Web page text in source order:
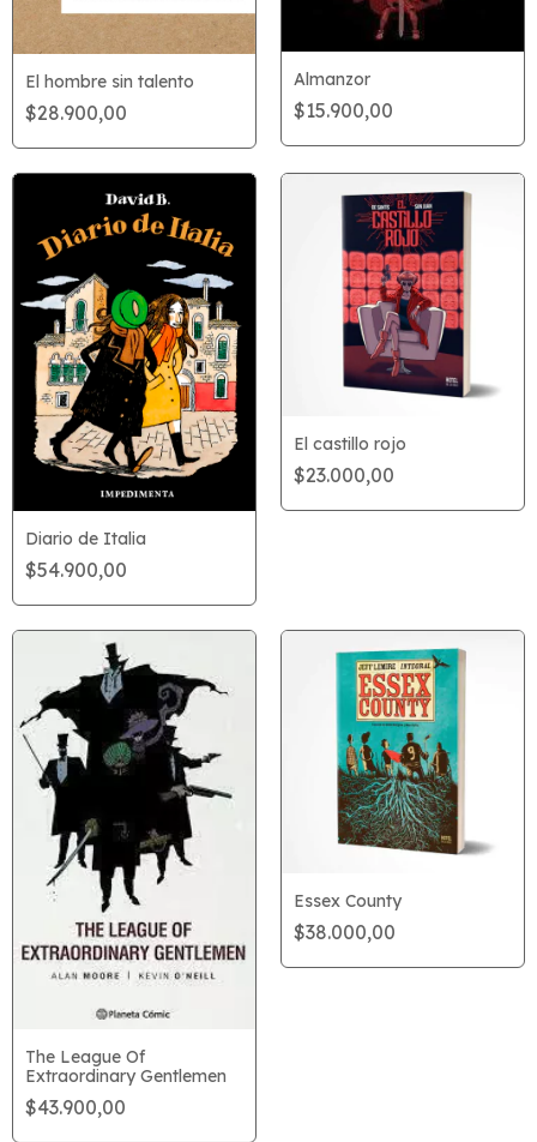
El hombre sin talento
$28.900,00
Almanzor
$15.900,00
Diario de Italia
$54.900,00
El castillo rojo
$23.000,00
The League Of
Extraordinary Gentlemen
$43.900,00
Essex County
$38.000,00